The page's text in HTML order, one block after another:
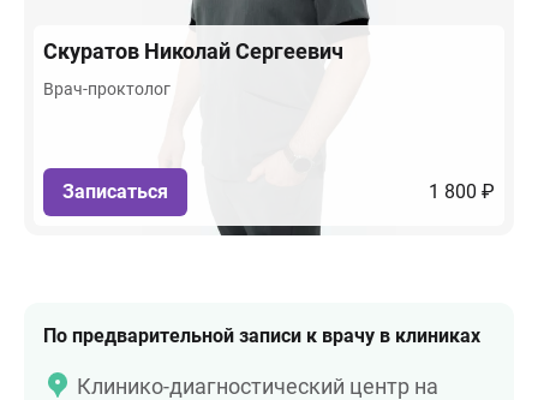
Скуратов Николай Сергеевич
Врач-проктолог
Записаться 1 800 ₽
По предварительной записи к врачу в клиниках
Клинико-диагностический центр на